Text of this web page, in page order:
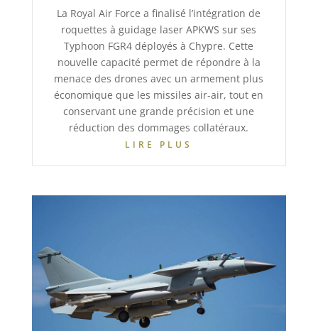
La Royal Air Force a finalisé l’intégration de
roquettes à guidage laser APKWS sur ses
Typhoon FGR4 déployés à Chypre. Cette
nouvelle capacité permet de répondre à la
menace des drones avec un armement plus
économique que les missiles air-air, tout en
conservant une grande précision et une
réduction des dommages collatéraux.
LIRE PLUS